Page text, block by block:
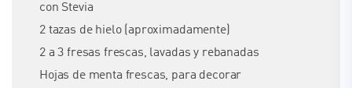
con Stevia
2 tazas de hielo (aproximadamente)
2 a 3 fresas frescas, lavadas y rebanadas
Hojas de menta frescas, para decorar